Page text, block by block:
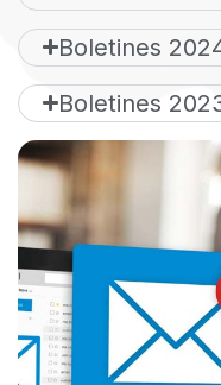
Boletines
Boletines